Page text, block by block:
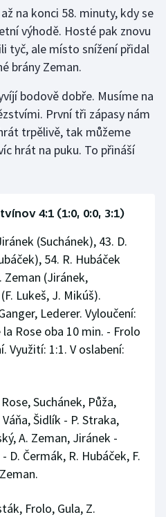
na konci 58. minuty, kdy se
výhodě. Hosté pak znovu
tyč, ale místo snížení přidal
brány Zeman.
bodově dobře. Musíme na
První tři zápasy nám
trpělivě, tak můžeme
hrát na puku. To přináší
4:1 (1:0, 0:0, 3:1)
(Suchánek), 43. D.
54. R. Hubáček
Zeman (Jiránek,
Lukeš, J. Mikúš).
Lederer. Vyloučení:
Rose oba 10 min. - Frolo
Využití: 1:1. V oslabení:
Suchánek, Půža,
Šidlík - P. Straka,
A. Zeman, Jiránek -
D. Čermák, R. Hubáček, F.
Frolo, Gula, Z.